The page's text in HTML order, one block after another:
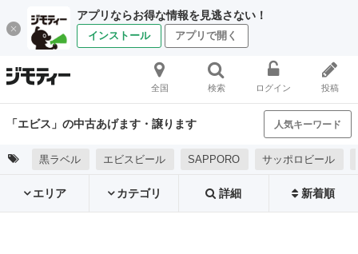
アプリならお得な情報を見逃さない！
インストール アプリで開く
全国 検索 ログイン 投稿
「エビス」の中古あげます・譲ります 人気キーワード
黒ラベル エビスビール SAPPORO サッポロビール
エリア カテゴリ 詳細 新着順